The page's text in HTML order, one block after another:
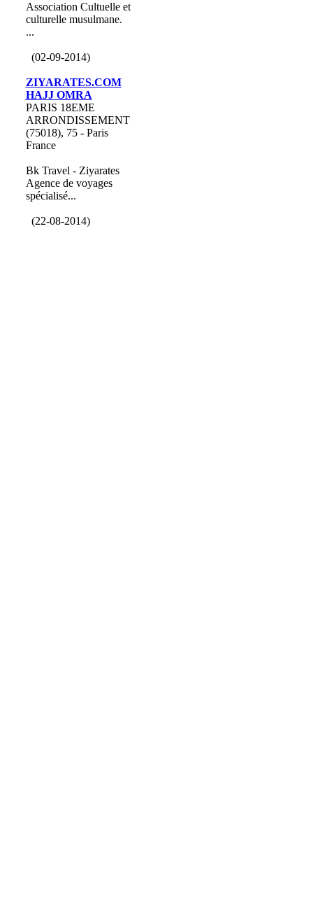
Association Cultuelle et
culturelle musulmane.
...
(02-09-2014)
ZIYARATES.COM
HAJJ OMRA
PARIS 18EME
ARRONDISSEMENT
(75018), 75 - Paris
France
Bk Travel - Ziyarates
Agence de voyages
spécialisé...
(22-08-2014)